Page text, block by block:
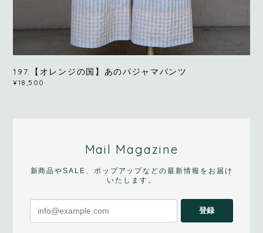
197.【オレンジの国】あのパジャマパンツ
¥18,500
Mail Magazine
新商品やSALE、ポップアップなどの最新情報をお届け
いたします。
登録